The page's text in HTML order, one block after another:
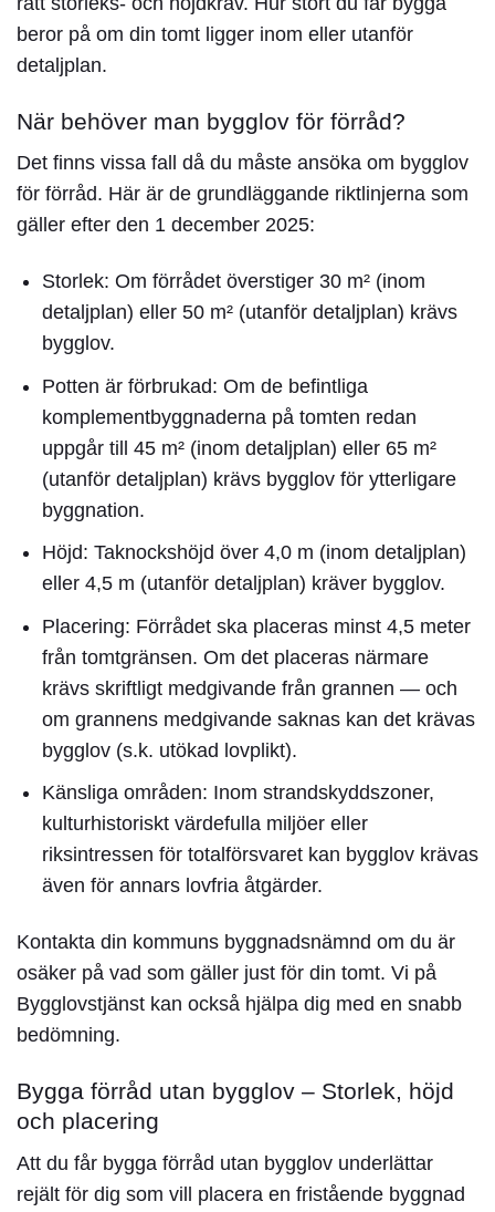
beror på om din tomt ligger inom eller utanför
detaljplan.
När behöver man bygglov för förråd?
Det finns vissa fall då du måste ansöka om bygglov
för förråd. Här är de grundläggande riktlinjerna som
gäller efter den 1 december 2025:
Storlek: Om förrådet överstiger 30 m² (inom
detaljplan) eller 50 m² (utanför detaljplan) krävs
bygglov.
Potten är förbrukad: Om de befintliga
komplementbyggnaderna på tomten redan
uppgår till 45 m² (inom detaljplan) eller 65 m²
(utanför detaljplan) krävs bygglov för ytterligare
byggnation.
Höjd: Taknockshöjd över 4,0 m (inom detaljplan)
eller 4,5 m (utanför detaljplan) kräver bygglov.
Placering: Förrådet ska placeras minst 4,5 meter
från tomtgränsen. Om det placeras närmare
krävs skriftligt medgivande från grannen — och
om grannens medgivande saknas kan det krävas
bygglov (s.k. utökad lovplikt).
Känsliga områden: Inom strandskyddszoner,
kulturhistoriskt värdefulla miljöer eller
riksintressen för totalförsvaret kan bygglov krävas
även för annars lovfria åtgärder.
Kontakta din kommuns byggnadsnämnd om du är
osäker på vad som gäller just för din tomt. Vi på
Bygglovstjänst kan också hjälpa dig med en snabb
bedömning.
Bygga förråd utan bygglov – Storlek, höjd
och placering
Att du får bygga förråd utan bygglov underlättar
rejält för dig som vill placera en fristående byggnad